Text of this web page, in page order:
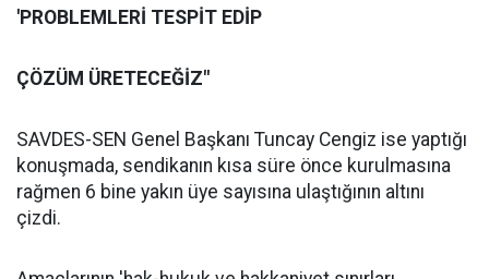
'PROBLEMLERİ TESPİT EDİP
ÇÖZÜM ÜRETECEĞİZ"
SAVDES-SEN Genel Başkanı Tuncay Cengiz ise yaptığı
konuşmada, sendikanın kısa süre önce kurulmasına
rağmen 6 bine yakın üye sayısına ulaştığının altını
çizdi.